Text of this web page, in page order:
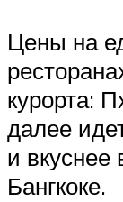
Цены на
курорта:
далее
и вкуснее
Бангкоке.